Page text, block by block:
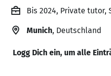
Bis 2024, Private tutor,
Munich, Deutschland
Logg Dich ein, um alle